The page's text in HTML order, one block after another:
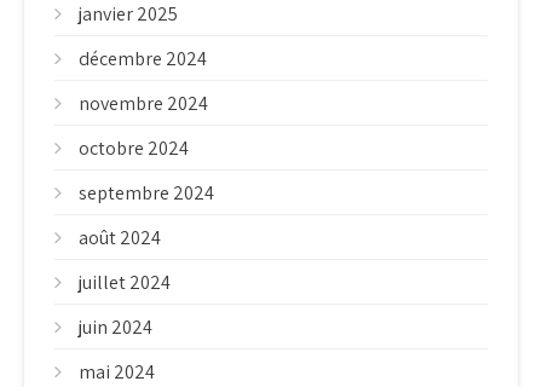
janvier 2025
décembre 2024
novembre 2024
octobre 2024
septembre 2024
août 2024
juillet 2024
juin 2024
mai 2024